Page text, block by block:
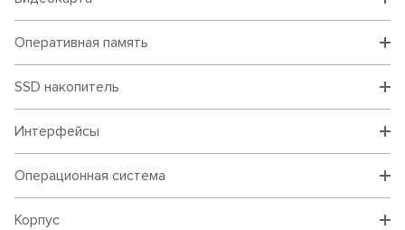
Оперативная память
SSD накопитель
Интерфейсы
Операционная система
Корпус